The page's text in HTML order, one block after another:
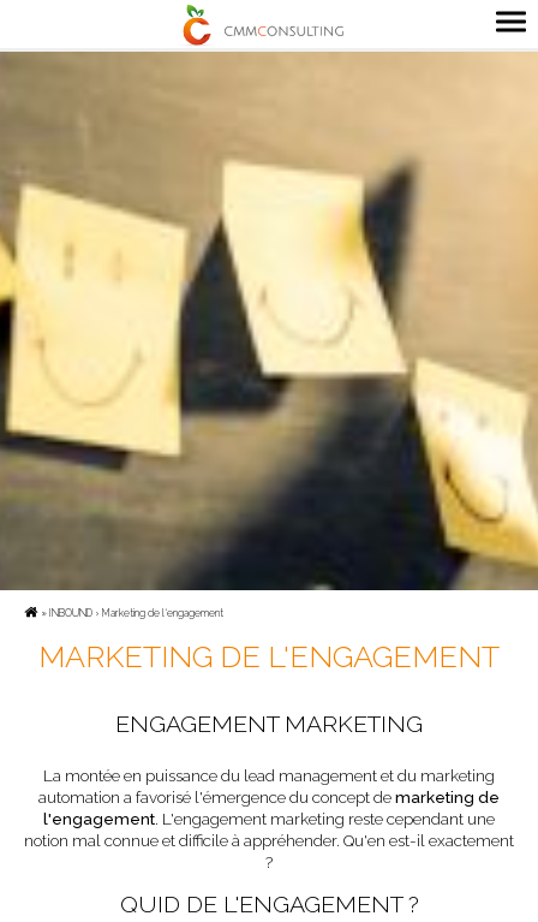
» INBOUND› Marketing de l‘engagement
MARKETING DE L'ENGAGEMENT
ENGAGEMENT MARKETING
La montée en puissance du lead management et du marketing
automation a favorisé l'émergence du concept demarketing de
l'engagement. L'engagement marketing reste cependant une
notion mal connue et difficile à appréhender. Qu'en est-il exactement
?
QUID DE L'ENGAGEMENT ?